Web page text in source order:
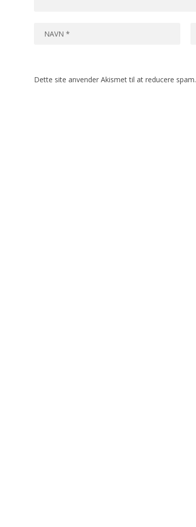
Dette site anvender Akismet til at reducere spam.